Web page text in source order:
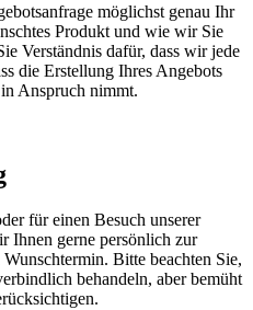
möglichst genau Ihr
Produkt und wie wir Sie
Verständnis dafür, dass wir jede
die Erstellung Ihres Angebots
Anspruch nimmt.
für einen Besuch unserer
Ihnen gerne persönlich zur
Bitte beachten Sie,
behandeln, aber bemüht